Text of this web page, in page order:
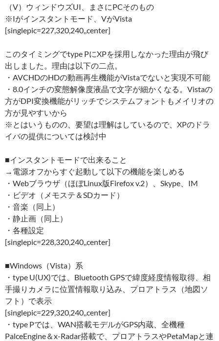
（V）ウィンドウズUI、まさにPCそのもの
※Iがインスタントモード、VがVista
[singlepic=227,320,240,,center]
このタイミングでtype PにXPを採用しなかった理由が飛び
出しました。理由は以下の二点。
・AVCHDのHDの動画再生機能がVistaでないと実現不可能
・8.0インチの変態解像度液晶で文字が細かくなる。Vistaの
方がDPI変換機能がリッチでシステムフォントもメイリオの
方が見やすいから
※とはいうものの、要望は理解はしているので、XPのドラ
イバの提供については検討中
■インスタントモードで出来ること
→電源オフからすぐ起動して以下の機能を楽しめる
・Webブラウザ（ほぼLinux版Firefox v.2）、Skype、IM
・ビデオ（メモステ＆SDカード）
・音楽（同上）
・静止画（同上）
・各種設定
[singlepic=228,320,240,,center]
■Windows（Vista）系
・type U(UX)では、Bluetooth GPSで緯度経度情報取得、相
手撮りカメラに位置情報取り込み、プロアトラス（地図ソ
フト）で表示
[singlepic=229,320,240,,center]
・type Pでは、WAN搭載モデルがGPS内蔵、全機種
PalceEngine＆x-Radar搭載で、プロアトラスやPetaMapと連